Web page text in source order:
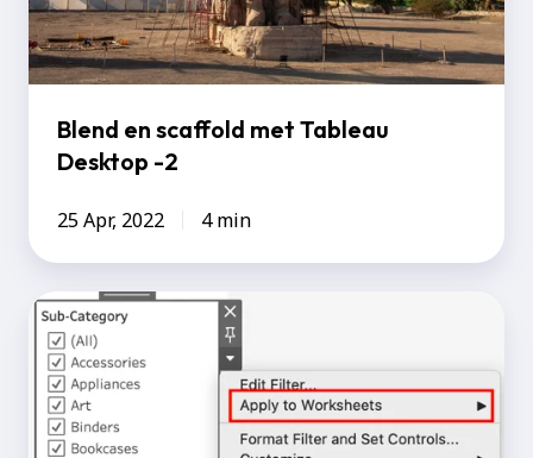
Blend en scaffold met Tableau
Desktop -2
25 Apr, 2022 4 min
Top
Trucs
voor
het